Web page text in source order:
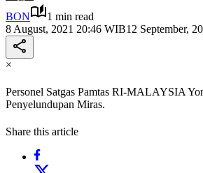
BON
1 min read
8 August, 2021 20:46 WIB12 September,
×
Personel Satgas Pamtas RI-MALAYSIA
Penyelundupan Miras.
Share this article